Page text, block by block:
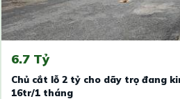
6.7 Tỷ
Chủ cắt lỗ 2 tỷ cho dãy trọ đang
16tr/1 tháng